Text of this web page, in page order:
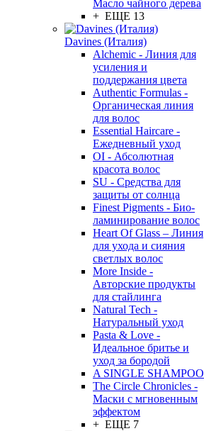
Масло чайного дерева
+ ЕЩЕ 13
Davines (Италия)
Alchemic - Линия для
усиления и
поддержания цвета
Authentic Formulas -
Органическая линия
для волос
Essential Haircare -
Eжедневный уход
OI - Абсолютная
красота волос
SU - Средства для
защиты от солнца
Finest Pigments - Био-
ламинирование волос
Heart Of Glass – Линия
для ухода и сияния
светлых волос
More Inside -
Авторские продукты
для стайлинга
Natural Tech -
Натуральный уход
Pasta & Love -
Идеальное бритье и
уход за бородой
A SINGLE SHAMPOO
The Circle Chronicles -
Маски с мгновенным
эффектом
+ ЕЩЕ 7